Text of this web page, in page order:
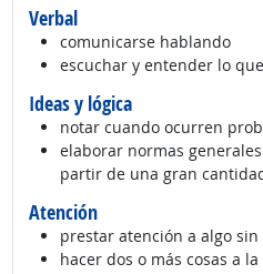
Verbal
comunicarse hablando
escuchar y entender lo
Ideas y lógica
notar cuando ocurren
elaborar normas
partir de una gran
Atención
prestar atención a algo
hacer dos o más cosas a la